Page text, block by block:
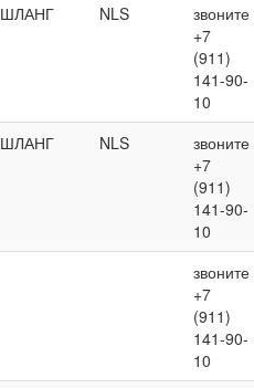
NLS
звоните
+7
(911)
141-90-
10
NLS
звоните
+7
(911)
141-90-
10
звоните
+7
(911)
141-90-
10